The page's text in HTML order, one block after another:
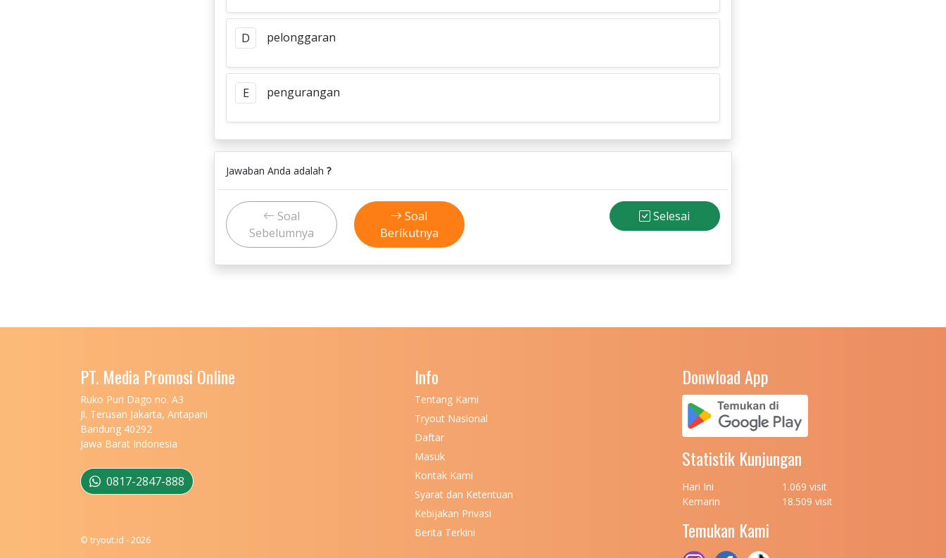
D pelonggaran
E pengurangan
Jawaban Anda adalah ?
Soal
Sebelumnya
Soal
Berikutnya
Selesai
PT. Media Promosi Online
Ruko Puri Dago no. A3
Jl. Terusan Jakarta, Antapani
Bandung 40292
Jawa Barat Indonesia
0817-2847-888
© tryout.id - 2026
Info
Tentang Kami
Tryout Nasional
Daftar
Masuk
Kontak Kami
Syarat dan Ketentuan
Kebijakan Privasi
Berita Terkini
Donwload App
Statistik Kunjungan
Hari Ini
1.069 visit
Kemarin
18.509 visit
Temukan Kami